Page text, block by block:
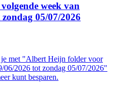
week van
05/07/2026
je met "Albert Heijn folder voor
06/2026 tot zondag 05/07/2026"
kunt besparen.